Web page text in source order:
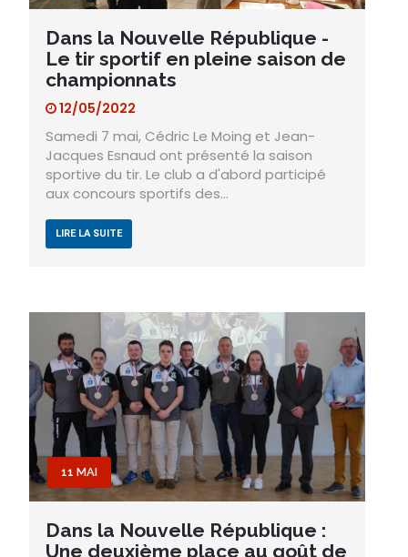
Dans la Nouvelle République -
Le tir sportif en pleine saison de
championnats
12/05/2022
Samedi 7 mai, Cédric Le Moing et Jean-
Jacques Esnaud ont présenté la saison
sportive du tir. Le club a d'abord participé
aux concours sportifs des…
LIRE LA SUITE
11 MAI
Dans la Nouvelle République :
Une deuxième place au goût de